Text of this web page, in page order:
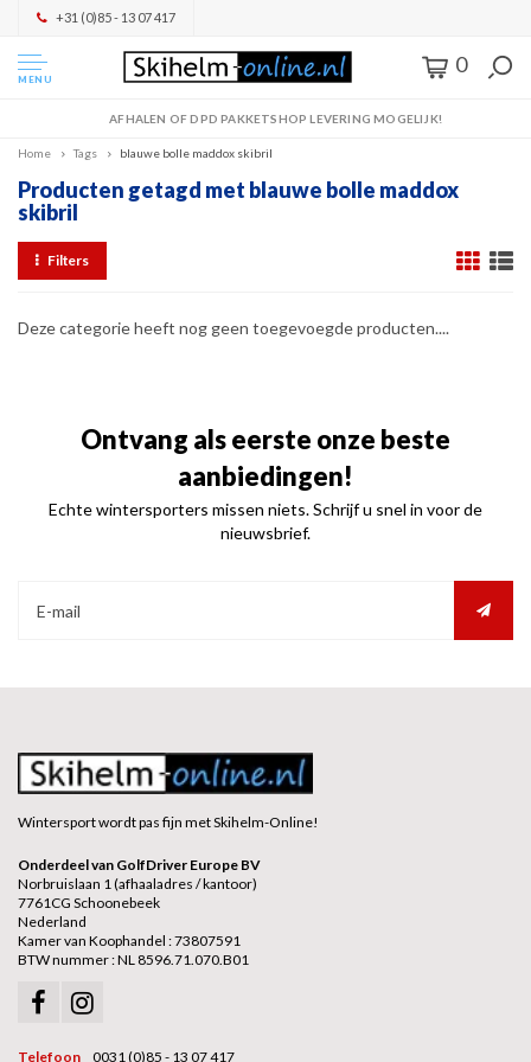
+31 (0)85 - 13 07 417
MENU
0
AFHALEN OF DPD PAKKETSHOP LEVERING MOGELIJK!
Home Tags blauwe bolle maddox skibril
Producten getagd met blauwe bolle maddox
skibril
Filters
Deze categorie heeft nog geen toegevoegde producten....
Ontvang als eerste onze beste
aanbiedingen!
Echte wintersporters missen niets. Schrijf u snel in voor de
nieuwsbrief.
Wintersport wordt pas fijn met Skihelm-Online!
Onderdeel van GolfDriver Europe BV
Norbruislaan 1 (afhaaladres / kantoor)
7761CG Schoonebeek
Nederland
Kamer van Koophandel : 73807591
BTW nummer : NL 8596.71.070.B01
Telefoon 0031 (0)85 - 13 07 417